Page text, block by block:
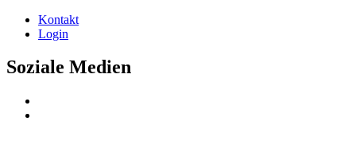
Kontakt
Login
Soziale Medien